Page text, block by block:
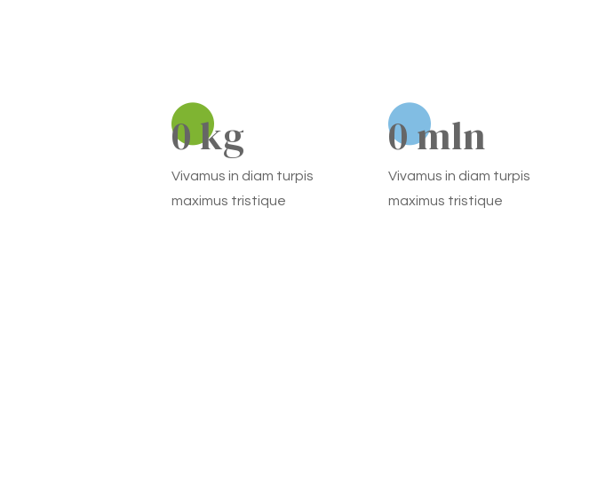
0 kg
Vivamus in diam turpis
maximus tristique
0 mln
Vivamus in diam turpis
maximus tristique